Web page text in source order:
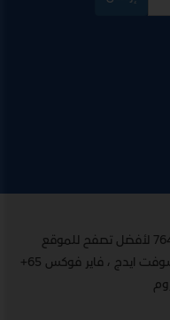
للموقع يدعم الموقع متصفحات مايكروسوفت ايدج ، فاير فوكس 65+